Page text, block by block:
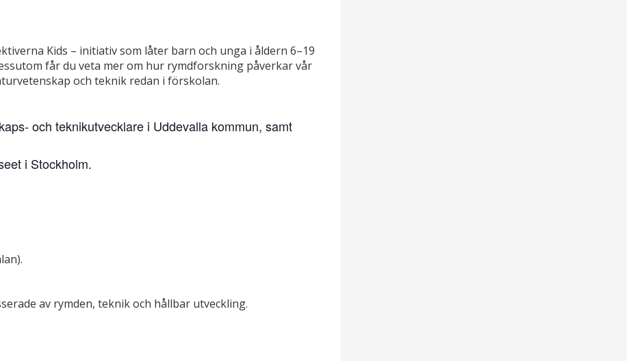
Kids – initiativ som låter barn och unga i åldern 6–19
får du veta mer om hur rymdforskning påverkar vår
och teknik redan i förskolan.
och teknikutvecklare i Uddevalla kommun, samt
i Stockholm.
av rymden, teknik och hållbar utveckling.